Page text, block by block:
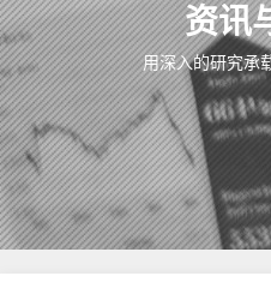
资讯
用深入的研究承